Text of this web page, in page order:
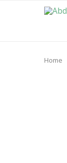
Home